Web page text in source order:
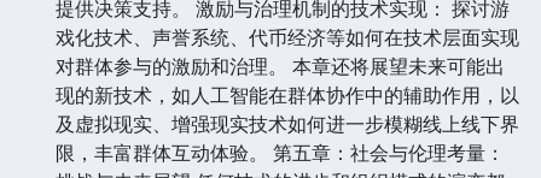
提供决策支持。 激励与治理机制的技术实现： 探讨游
戏化技术、声誉系统、代币经济等如何在技术层面实现
对群体参与的激励和治理。 本章还将展望未来可能出
现的新技术，如人工智能在群体协作中的辅助作用，以
及虚拟现实、增强现实技术如何进一步模糊线上线下界
限，丰富群体互动体验。 第五章：社会与伦理考量：